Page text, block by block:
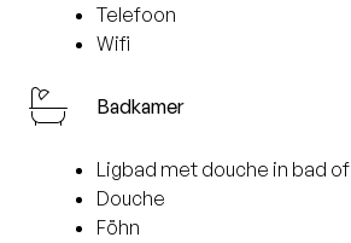
Telefoon
Wifi
Badkamer
Ligbad met douche in bad of
Douche
Föhn